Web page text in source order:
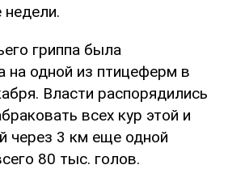
недели.
гриппа была
на одной из птицеферм в
Власти распорядились
всех кур этой и
через 3 км еще одной
80 тыс. голов.